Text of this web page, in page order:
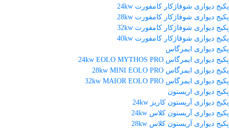
پکیج دیواری شوفاژکار کامفورت 24kw
پکیج دیواری شوفاژکار کامفورت 28kw
پکیج دیواری شوفاژکار کامفورت 32kw
پکیج دیواری شوفاژکار کامفورت 40kw
پکیج دیواری ایمرگاس
پکیج دیواری ایمرگاس 24kw EOLO MYTHOS PRO
پکیج دیواری ایمرگاس 28kw MINI EOLO PRO
پکیج دیواری ایمرگاس 32kw MAIOR EOLO PRO
پکیج دیواری اریستون
پکیج دیواری آریستون کاریز 24kw
پکیج دیواری آریستون کلاس 24kw
پکیج دیواری آریستون کلاس 28kw